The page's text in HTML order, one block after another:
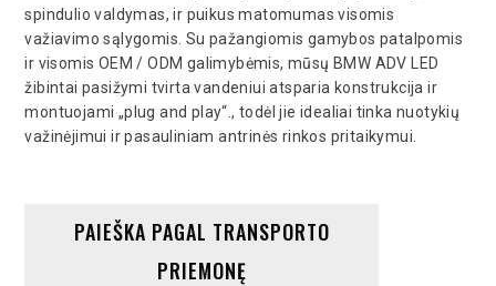
spindulio valdymas, ir puikus matomumas visomis
važiavimo sąlygomis. Su pažangiomis gamybos patalpomis
ir visomis OEM / ODM galimybėmis, mūsų BMW ADV LED
žibintai pasižymi tvirta vandeniui atsparia konstrukcija ir
montuojami „plug and play“., todėl jie idealiai tinka nuotykių
važinėjimui ir pasauliniam antrinės rinkos pritaikymui.
PAIEŠKA PAGAL TRANSPORTO
PRIEMONĘ